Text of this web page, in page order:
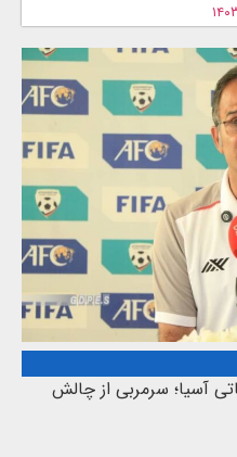
مقدماتی آسیا؛ سرمربی از چالش